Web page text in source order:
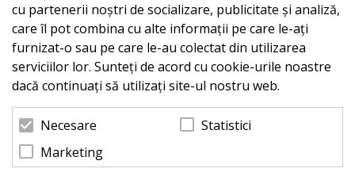
cu partenerii noștri de socializare, publicitate și analiză,
care îl pot combina cu alte informații pe care le-ați
furnizat-o sau pe care le-au colectat din utilizarea
serviciilor lor. Sunteți de acord cu cookie-urile noastre
dacă continuați să utilizați site-ul nostru web.
Necesare
Statistici
Marketing